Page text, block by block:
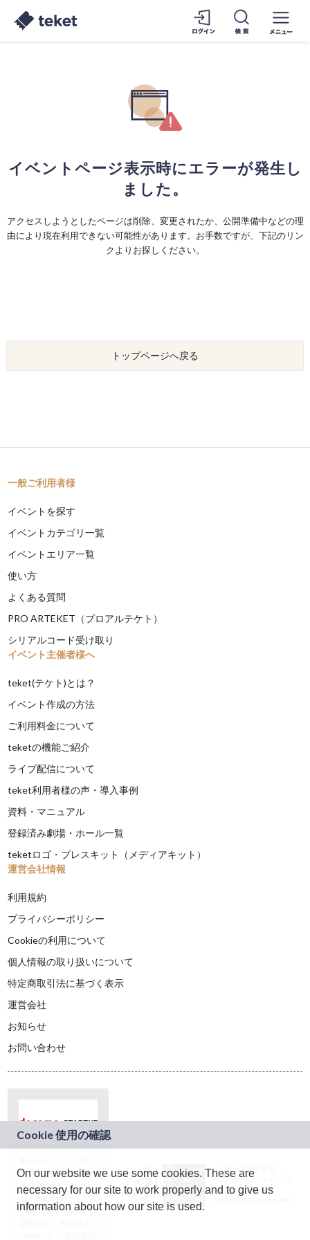
イベントページ表示時にエラーが発生し
ました。
アクセスしようとしたページは削除、変更されたか、公開準備中などの理
由により現在利用できない可能性があります。お手数ですが、下記のリン
クよりお探しください。
トップページへ戻る
一般ご利用者様
イベントを探す
イベントカテゴリ一覧
イベントエリア一覧
使い方
よくある質問
PRO ARTEKET（プロアルテケト）
シリアルコード受け取り
イベント主催者様へ
teket(テケト)とは？
イベント作成の方法
ご利用料金について
teketの機能ご紹介
ライブ配信について
teket利用者様の声・導入事例
資料・マニュアル
登録済み劇場・ホール一覧
teketロゴ・プレスキット（メディアキット）
運営会社情報
利用規約
プライバシーポリシー
Cookieの利用について
個人情報の取り扱いについて
特定商取引法に基づく表示
運営会社
お知らせ
お問い合わせ
ドコモグループの新
規事業創出プログラ
ム「docomo
STARTUP」を通じて
JASRAC許諾番号：
9024936001Y45037
JASRAC許諾番号：
On our website we use some cookies. These are
necessary for our site to work properly and to give us
information about how our site is used.